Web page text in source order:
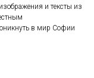
и тексты из
в мир Софии